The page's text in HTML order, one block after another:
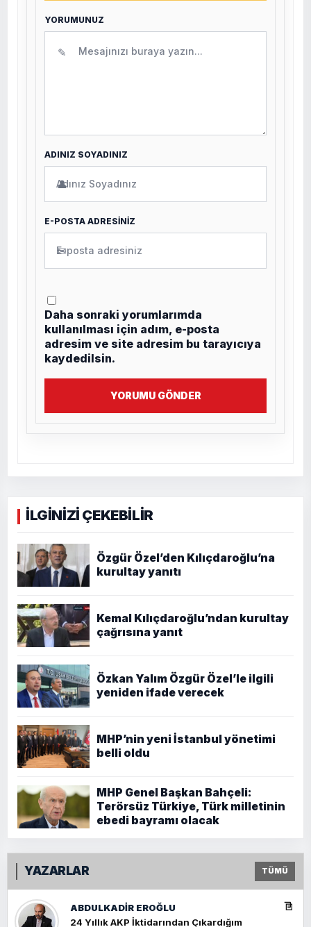
YORUMUNUZ
✎
ADINIZ SOYADINIZ
👤
E-POSTA ADRESİNİZ
✉
Daha sonraki yorumlarımda
kullanılması için adım, e-posta
adresim ve site adresim bu tarayıcıya
kaydedilsin.
YORUMU GÖNDER
İLGİNİZİ ÇEKEBİLİR
Özgür Özel’den Kılıçdaroğlu’na
kurultay yanıtı
Kemal Kılıçdaroğlu’ndan kurultay
çağrısına yanıt
Özkan Yalım Özgür Özel’le ilgili
yeniden ifade verecek
MHP’nin yeni İstanbul yönetimi
belli oldu
MHP Genel Başkan Bahçeli:
Terörsüz Türkiye, Türk milletinin
ebedi bayramı olacak
YAZARLAR TÜMÜ
ABDULKADIR EROĞLU
24 Yıllık AKP İktidarından Çıkardığım